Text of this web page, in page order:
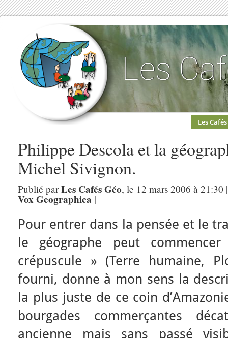
Les Cafés
Philippe Descola et la
Michel Sivignon.
Publié parLes Cafés Géo, le 12 mars 2006 à
Vox Geographica |
Pour entrer dans la pensée et le
le géographe peut
crépuscule » (Terre humaine,
fourni, donne à mon sens la
la plus juste de ce coin
bourgades commerçantes
ancienne mais sans passé